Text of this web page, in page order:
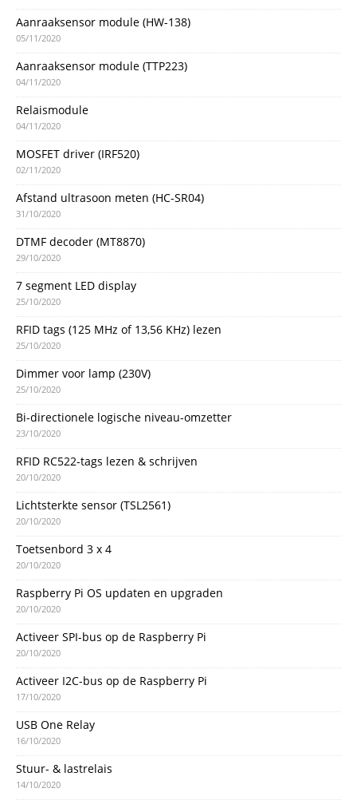
Aanraaksensor module (HW-138)
05/11/2020
Aanraaksensor module (TTP223)
04/11/2020
Relaismodule
04/11/2020
MOSFET driver (IRF520)
02/11/2020
Afstand ultrasoon meten (HC-SR04)
31/10/2020
DTMF decoder (MT8870)
29/10/2020
7 segment LED display
25/10/2020
RFID tags (125 MHz of 13,56 KHz) lezen
25/10/2020
Dimmer voor lamp (230V)
25/10/2020
Bi-directionele logische niveau-omzetter
23/10/2020
RFID RC522-tags lezen & schrijven
20/10/2020
Lichtsterkte sensor (TSL2561)
20/10/2020
Toetsenbord 3 x 4
20/10/2020
Raspberry Pi OS updaten en upgraden
20/10/2020
Activeer SPI-bus op de Raspberry Pi
20/10/2020
Activeer I2C-bus op de Raspberry Pi
17/10/2020
USB One Relay
16/10/2020
Stuur- & lastrelais
14/10/2020